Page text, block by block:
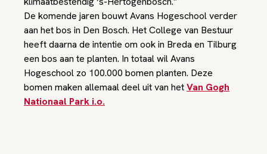
De komende jaren bouwt Avans Hogeschool verder
aan het bos in Den Bosch. Het College van Bestuur
heeft daarna de intentie om ook in Breda en Tilburg
een bos aan te planten. In totaal wil Avans
Hogeschool zo 100.000 bomen planten. Deze
bomen maken allemaal deel uit van hetVan Gogh
Nationaal Park i.o.